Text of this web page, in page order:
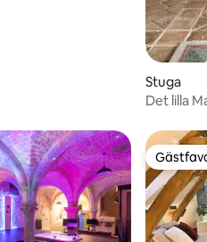
Stuga
Det lilla